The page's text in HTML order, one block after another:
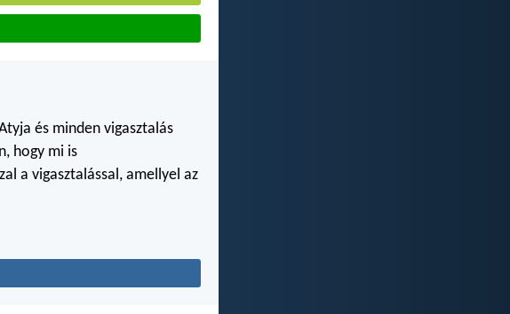
és minden vigasztalás
hogy mi is
a vigasztalással, amellyel az